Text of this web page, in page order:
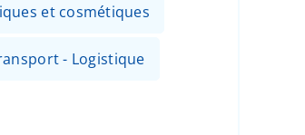
et cosmétiques
- Logistique